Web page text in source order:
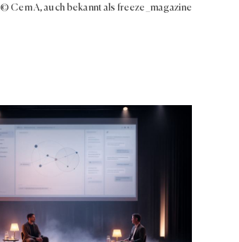
© Cem A, auch bekannt als freeze_magazine